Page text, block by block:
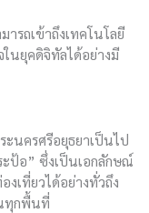
รถเข้าถึงเทคโนโลยี
ในยุคดิจิทัลได้อย่างมี
ะนครศรีอยุธยาเป็นไป
ะป้อ” ซึ่งเป็นเอกลักษณ์
เที่ยวได้อย่างทั่วถึง
ทุกพื้นที่